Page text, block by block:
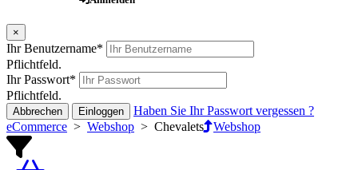
×
Ihr Benutzername*
Pflichtfeld.
Ihr Passwort*
Pflichtfeld.
Abbrechen Einloggen
Haben Sie Ihr Passwort vergessen ?
eCommerce > Webshop > Chevalets Webshop